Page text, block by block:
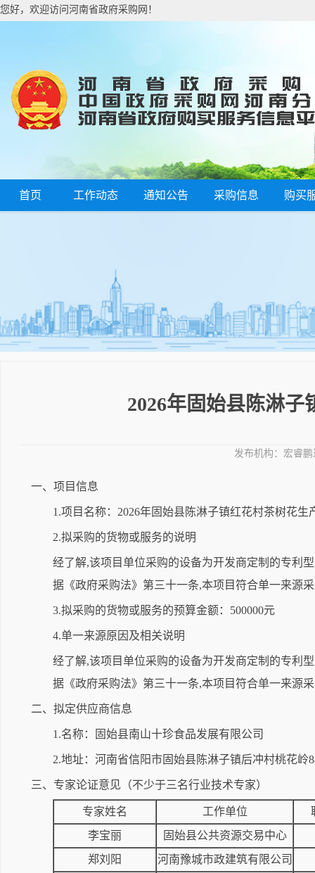
您好，欢迎访问河南省政府采购网！
首页 工作动态 通知公告 采购信息 购买
2026年固始县陈淋
发布机构： 宏睿
一、项目信息
1.项目名称：2026年固始县陈淋子镇红花村茶树花生
2.拟采购的货物或服务的说明
经了解,该项目单位采购的设备为开发商定制的专利
据《政府采购法》第三十一条,本项目符合单一来源
3.拟采购的货物或服务的预算金额：500000元
4.单一来源原因及相关说明
经了解,该项目单位采购的设备为开发商定制的专利
据《政府采购法》第三十一条,本项目符合单一来源
二、拟定供应商信息
1.名称：固始县南山十珍食品发展有限公司
2.地址：河南省信阳市固始县陈淋子镇后冲村桃花岭
三、专家论证意见（不少于三名行业技术专家）
专家姓名 工作单位
李宝丽
固始县公共资源交易中心
郑刘阳
河南豫城市政建筑有限公司